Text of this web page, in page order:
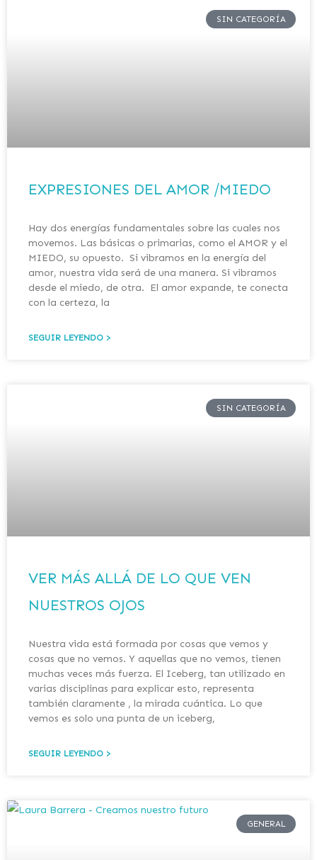
SIN CATEGORÍA
EXPRESIONES DEL AMOR /MIEDO
Hay dos energías fundamentales sobre las cuales nos
movemos. Las básicas o primarias, como el AMOR y el
MIEDO, su opuesto. Si vibramos en la energía del
amor, nuestra vida será de una manera. Si vibramos
desde el miedo, de otra. El amor expande, te conecta
con la certeza, la
SEGUIR LEYENDO >
SIN CATEGORÍA
VER MÁS ALLÁ DE LO QUE VEN
NUESTROS OJOS
Nuestra vida está formada por cosas que vemos y
cosas que no vemos. Y aquellas que no vemos, tienen
muchas veces más fuerza. El Iceberg, tan utilizado en
varias disciplinas para explicar esto, representa
también claramente , la mirada cuántica. Lo que
vemos es solo una punta de un iceberg,
SEGUIR LEYENDO >
GENERAL